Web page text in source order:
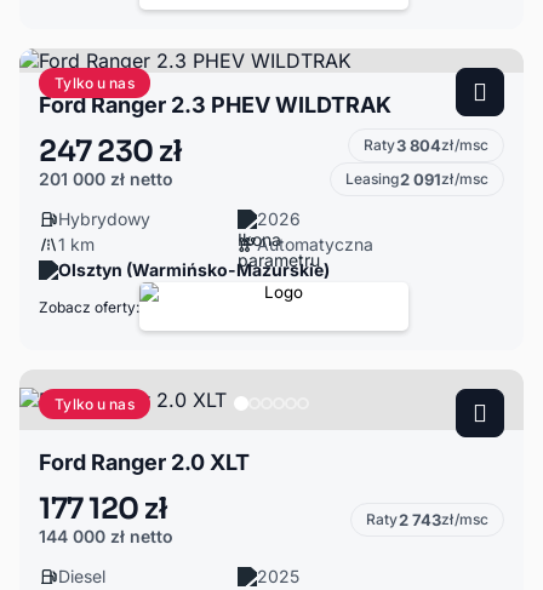
Tylko u nas
Ford Ranger 2.3 PHEV WILDTRAK
247 230 zł
201 000 zł netto
Raty3 804zł/msc
Leasing2 091zł/msc
Hybrydowy
2026
1 km
Automatyczna
Olsztyn (Warmińsko-Mazurskie)
Zobacz oferty:
Tylko u nas
Ford Ranger 2.0 XLT
177 120 zł
144 000 zł netto
Raty2 743zł/msc
Diesel
2025